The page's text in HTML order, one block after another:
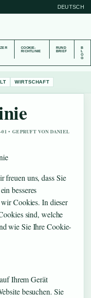
DEUTSCH
COOKIE-
RICHTLINIE
RUND
BRIEF
B
O
G
WIRTSCHAFT
• GEPRUFT VON DANIEL
freuen uns, dass Sie
besseres
Cookies. In dieser
sind, welche
wie Sie Ihre Cookie-
Ihrem Gerät
besuchen. Sie